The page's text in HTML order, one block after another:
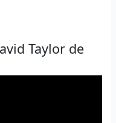
Taylor de